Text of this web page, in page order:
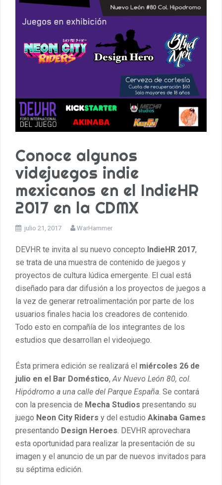
Conoce algunos
videjuegos indie
mexicanos en el IndieHR
2017 en la CDMX
julio 21, 2017 WarHammer
DEVHR te invita al su nuevo concepto IndieHR 2017,
se trata de una muestra de contenido de juegos y
proyectos de cultura lúdica emergente. El cual está
diseñado para dar difusión a los proyectos de juegos a
la vez de generar retroalimentación por parte de los
usuarios finales hacia los creadores de contenido.
Todo esto en compañía de los integrantes de los
estudios que desarrollan el videojuego.
Ésta primera edición se realizará el miércoles 26 de
julio en el Bar Doméstico,Av Nuevo León 80, col.
Hipódromo a una calle del Parque España. Se contará
con la presencia de Mecha Studios presentando su
juego Neon City Riders y del estudio Akinaba Games
presentando Design Heroes. DEVHR aprovechara
esta oportunidad para realizar la presentación de su
imagen y el anuncio de un par de nuevos invitados para
su séptima edición.